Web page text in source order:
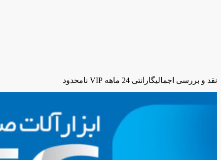
نقد و بررسی اجمالیگارانتی 24 ماهه VIP نامحدود